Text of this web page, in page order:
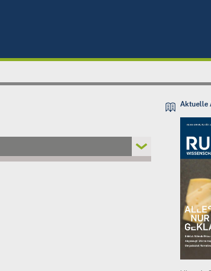
Aktuelle